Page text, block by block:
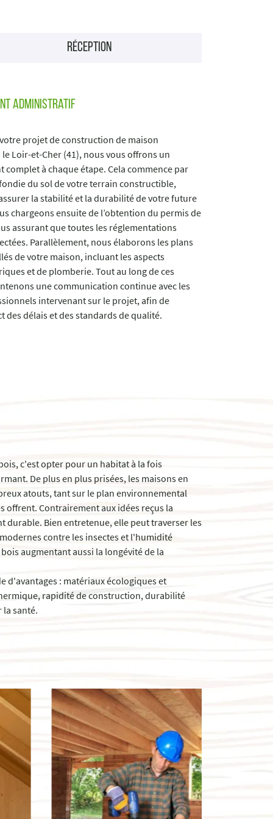
réception
administratif
projet de construction de maison
Loir-et-Cher (41), nous vous offrons un
complet à chaque étape. Cela commence par
du sol de votre terrain constructible,
la stabilité et la durabilité de votre future
chargeons ensuite de l’obtention du permis de
assurant que toutes les réglementations
Parallèlement, nous élaborons les plans
de votre maison, incluant les aspects
et de plomberie. Tout au long de ces
une communication continue avec les
intervenant sur le projet, afin de
des délais et des standards de qualité.
c'est opter pour un habitat à la fois
De plus en plus prisées, les maisons en
atouts, tant sur le plan environnemental
offrent. Contrairement aux idées reçus la
durable. Bien entretenue, elle peut traverser les
contre les insectes et l'humidité
augmentant aussi la longévité de la
d'avantages : matériaux écologiques et
rapidité de construction, durabilité
santé.